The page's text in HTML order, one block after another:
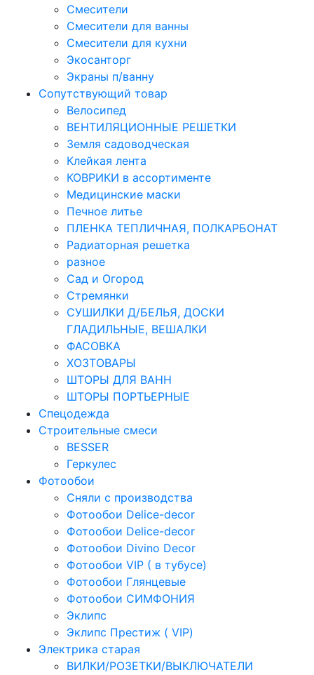
Смесители
Смесители для ванны
Смесители для кухни
Экосанторг
Экраны п/ванну
Сопутствующий товар
Велосипед
ВЕНТИЛЯЦИОННЫЕ РЕШЕТКИ
Земля садоводческая
Клейкая лента
КОВРИКИ в ассортименте
Медицинские маски
Печное литье
ПЛЕНКА ТЕПЛИЧНАЯ, ПОЛКАРБОНАТ
Радиаторная решетка
разное
Сад и Огород
Стремянки
СУШИЛКИ Д/БЕЛЬЯ, ДОСКИ
ГЛАДИЛЬНЫЕ, ВЕШАЛКИ
ФАСОВКА
ХОЗТОВАРЫ
ШТОРЫ ДЛЯ ВАНН
ШТОРЫ ПОРТЬЕРНЫЕ
Спецодежда
Строительные смеси
BESSER
Геркулес
Фотообои
Сняли с производства
Фотообои Delice-decor
Фотообои Delice-decor
Фотообои Divino Decor
Фотообои VIP ( в тубусе)
Фотообои Глянцевые
Фотообои СИМФОНИЯ
Эклипс
Эклипс Престиж ( VIP)
Электрика старая
ВИЛКИ/РОЗЕТКИ/ВЫКЛЮЧАТЕЛИ